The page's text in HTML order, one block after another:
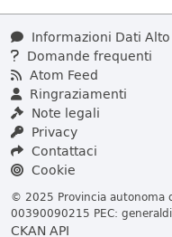
Informazioni Dati
Domande frequenti
Atom Feed
Ringraziamenti
Note legali
Privacy
Contattaci
Cookie
© 2025 Provincia autonoma
00390090215 PEC:
CKAN API